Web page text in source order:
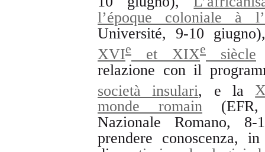
l’époque coloniale à
Université, 9-10
XVIe et XIXe siècle
relazione con il
società insulari, e la
monde romain (EFR,
Nazionale Romano, 8-
prendere conoscenza,